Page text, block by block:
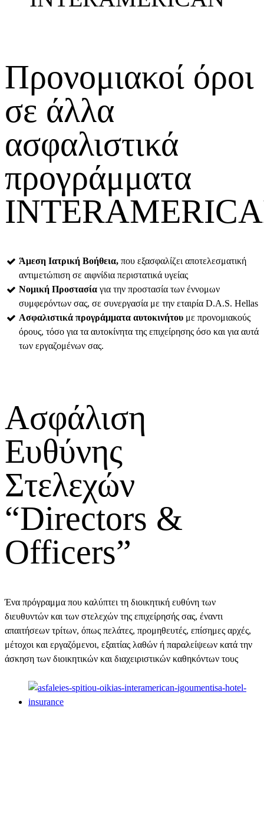
Προνομιακοί όροι
σε άλλα
ασφαλιστικά
προγράμματα
Άμεση Ιατρική Βοήθεια, που εξασφαλίζει αποτελεσματική
αντιμετώπιση σε αιφνίδια περιστατικά υγείας
Νομική Προστασία για την προστασία των έννομων
συμφερόντων σας, σε συνεργασία με την εταιρία D.A.S. Hellas
Ασφαλιστικά προγράμματα αυτοκινήτου με προνομιακούς
όρους, τόσο για τα αυτοκίνητα της επιχείρησης όσο και για αυτά
των εργαζομένων σας.
Ασφάλιση
Ευθύνης
Στελεχών
“Directors &
Officers”
Ένα πρόγραμμα που καλύπτει τη διοικητική ευθύνη των
διευθυντών και των στελεχών της επιχείρησής σας, έναντι
απαιτήσεων τρίτων, όπως πελάτες, προμηθευτές, επίσημες αρχές,
μέτοχοι και εργαζόμενοι, εξαιτίας λαθών ή παραλείψεων κατά την
άσκηση των διοικητικών και διαχειριστικών καθηκόντων τους